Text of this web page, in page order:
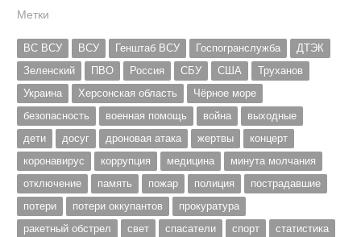
Метки
ВС ВСУ ВСУ Генштаб ВСУ Госпогранслужба
ДТЭК
Зеленский
ПВО Россия СБУ США
Труханов
Украина
Херсонская область
Чёрное море
безопасность
военная помощь война
выходные
дети
досуг дроновая атака жертвы
концерт
коронавирус
коррупция медицина
минута молчания
отключение
память пожар полиция
пострадавшие
потери
потери оккупантов
прокуратура
ракетный обстрел
свет спасатели спорт
статистика